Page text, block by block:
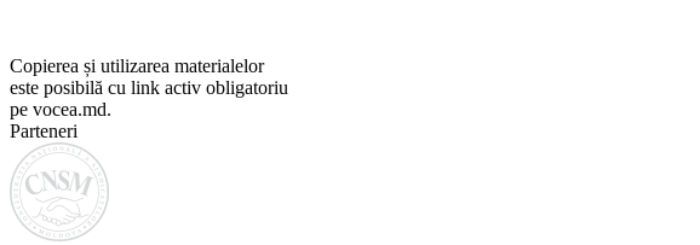
Copierea și utilizarea materialelor
este posibilă cu link activ obligatoriu
pe vocea.md.
Parteneri